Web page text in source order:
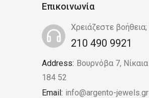
Επικοινωνία
Χρειάζεστε βοήθεια;
210 490 9921
Address: Βουρνόβα 7, Νίκαια
184 52
Email: info@argento-jewels.gr